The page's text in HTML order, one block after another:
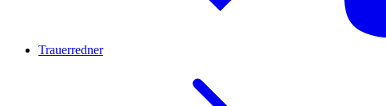
Trauerredner